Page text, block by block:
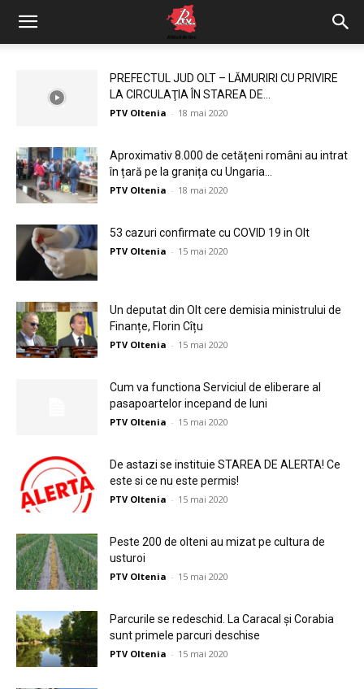
PREFECTUL JUD OLT – LĂMURIRI CU PRIVIRE
LA CIRCULAŢIA ÎN STAREA DE...
PTV Oltenia - 18 mai 2020
Aproximativ 8.000 de cetățeni români au intrat
în țară pe la granița cu Ungaria...
PTV Oltenia - 18 mai 2020
53 cazuri confirmate cu COVID 19 in Olt
PTV Oltenia - 15 mai 2020
Un deputat din Olt cere demisia ministrului de
Finanțe, Florin Cîțu
PTV Oltenia - 15 mai 2020
Cum va functiona Serviciul de eliberare al
pasapoartelor incepand de luni
PTV Oltenia - 15 mai 2020
De astazi se instituie STAREA DE ALERTA! Ce
este si ce nu este permis!
PTV Oltenia - 15 mai 2020
Peste 200 de olteni au mizat pe cultura de
usturoi
PTV Oltenia - 15 mai 2020
Parcurile se redeschid. La Caracal și Corabia
sunt primele parcuri deschise
PTV Oltenia - 15 mai 2020